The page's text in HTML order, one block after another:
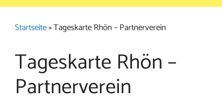
Startseite»Tageskarte Rhön – Partnerverein
Tageskarte Rhön –
Partnerverein